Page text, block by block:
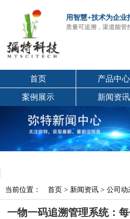
用智慧+技术为企业
质量可追溯，渠道能管
首页 产品中心
案例展示 新闻资讯
当前位置： 首页 > 新闻资讯 > 公司动
一物一码追溯管理系统：